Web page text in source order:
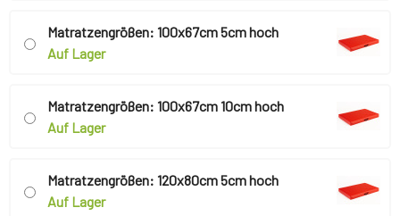
Matratzengrößen: 100x67cm 5cm hoch
Auf Lager
Matratzengrößen: 100x67cm 10cm hoch
Auf Lager
Matratzengrößen: 120x80cm 5cm hoch
Auf Lager